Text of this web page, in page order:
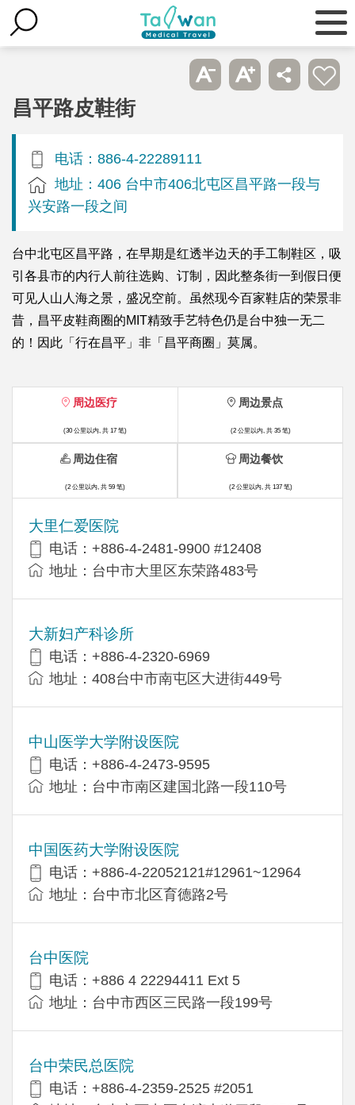
昌平路皮鞋街
电话：886-4-22289111
地址：406 台中市406北屯区昌平路一段与
兴安路一段之间
台中北屯区昌平路，在早期是红透半边天的手工制鞋区，吸
引各县市的内行人前往选购、订制，因此整条街一到假日便
可见人山人海之景，盛况空前。虽然现今百家鞋店的荣景非
昔，昌平皮鞋商圈的MIT精致手艺特色仍是台中独一无二
的！因此「行在昌平」非「昌平商圈」莫属。
周边医疗
(30 公里以内, 共 17 笔)
大里仁爱医院
电话：+886-4-2481-9900 #12408
地址：台中市大里区东荣路483号
大新妇产科诊所
电话：+886-4-2320-6969
地址：408台中市南屯区大进街449号
中山医学大学附设医院
电话：+886-4-2473-9595
地址：台中市南区建国北路一段110号
中国医药大学附设医院
电话：+886-4-22052121#12961~12964
地址：台中市北区育德路2号
台中医院
电话：+886 4 22294411 Ext 5
地址：台中市西区三民路一段199号
台中荣民总医院
电话：+886-4-2359-2525 #2051
周边景点
(2 公里以内, 共 35 笔)
周边住宿
(2 公里以内, 共 59 笔)
周边餐饮
(2 公里以内, 共 137 笔)